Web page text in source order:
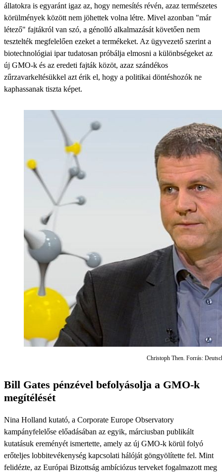
állatokra is egyaránt igaz az, hogy nemesítés révén, azaz természetes
körülmények között nem jöhettek volna létre. Mivel azonban "már
létező" fajtákról van szó, a génolló alkalmazását követően nem
tesztelték megfelelően ezeket a termékeket. Az ügyvezető szerint a
biotechnológiai ipar tudatosan próbálja elmosni a különbségeket az
új GMO-k és az eredeti fajták közöt, azaz szándékos
zűrzavarkeltésükkel azt érik el, hogy a politikai döntéshozók ne
kaphassanak tiszta képet.
Christoph Then. Forrás:
Bill Gates pénzével befolyásolja a GMO-k
megítélését
Nina Holland kutató, a Corporate Europe Observatory
kampányfelelőse előadásában az egyik, márciusban publikált
kutatásuk ereményét ismertette, amely az új GMO-k körül folyó
erőteljes lobbitevékenység kapcsolati hálóját göngyölítette fel. Mint
felidézte, az Európai Bizottság ambíciózus terveket fogalmazott meg